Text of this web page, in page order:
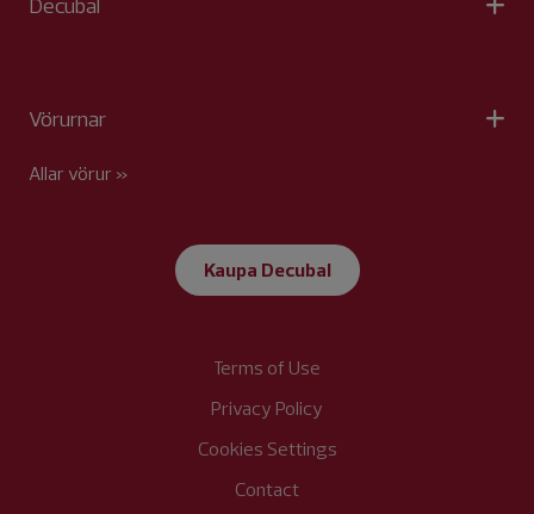
Decubal
Vörurnar
Allar vörur »
Kaupa Decubal
Terms of Use
Privacy Policy
Cookies Settings
Contact